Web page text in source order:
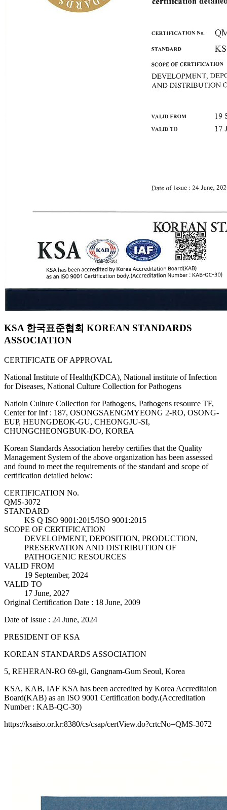
KSA 한국표준협회 KOREAN STANDARDS
ASSOCIATION
CERTIFICATE OF APPROVAL
National Institute of Health(KDCA), National institute of Infection
for Diseases, National Culture Collection for Pathogens
Natioin Culture Collection for Pathogens, Pathogens resource TF,
Center for Inf : 187, OSONGSAENGMYEONG 2-RO, OSONG-
EUP, HEUNGDEOK-GU, CHEONGJU-SI,
CHUNGCHEONGBUK-DO, KOREA
Korean Standards Association hereby certifies that the Quality
Management System of the above organization has been assessed
and found to meet the requirements of the standard and scope of
certification detailed below:
CERTIFICATION No.
QMS-3072
STANDARD
KS Q ISO 9001:2015/ISO 9001:2015
SCOPE OF CERTIFICATION
DEVELOPMENT, DEPOSITION, PRODUCTION,
PRESERVATION AND DISTRIBUTION OF
PATHOGENIC RESOURCES
VALID FROM
19 September, 2024
VALID TO
17 June, 2027
Original Certification Date : 18 June, 2009
Date of Issue : 24 June, 2024
PRESIDENT OF KSA
KOREAN STANDARDS ASSOCIATION
5, REHERAN-RO 69-gil, Gangnam-Gum Seoul, Korea
KSA, KAB, IAF KSA has been accredited by Korea Accreditaion
Board(KAB) as an ISO 9001 Certification body.(Accreditation
Number : KAB-QC-30)
https://ksaiso.or.kr:8380/cs/csap/certView.do?crtcNo=QMS-3072